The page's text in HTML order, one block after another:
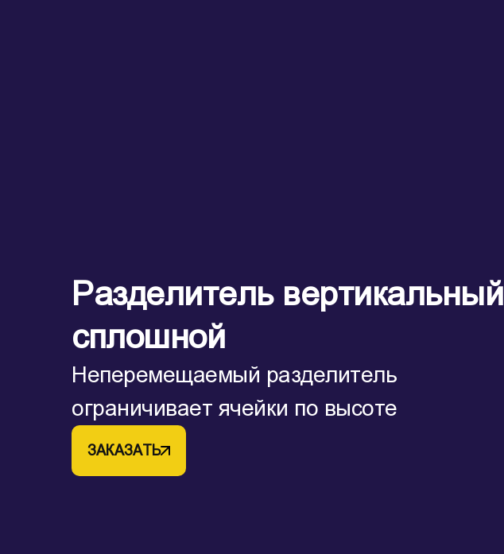
Разделитель вертикальный
сплошной
Неперемещаемый разделитель
ограничивает ячейки по высоте
ЗАКАЗАТЬ